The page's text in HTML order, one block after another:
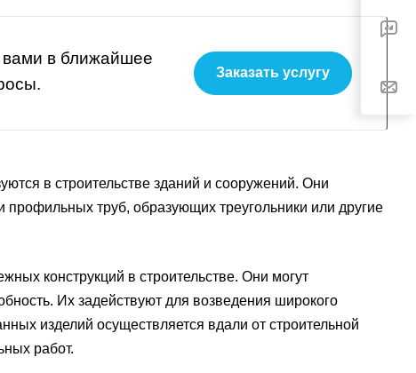
вами в ближайшее
Заказать услугу
в строительстве зданий и сооружений. Они
профильных труб, образующих треугольники или другие
конструкций в строительстве. Они могут
Их задействуют для возведения широкого
изделий осуществляется вдали от строительной
работ.